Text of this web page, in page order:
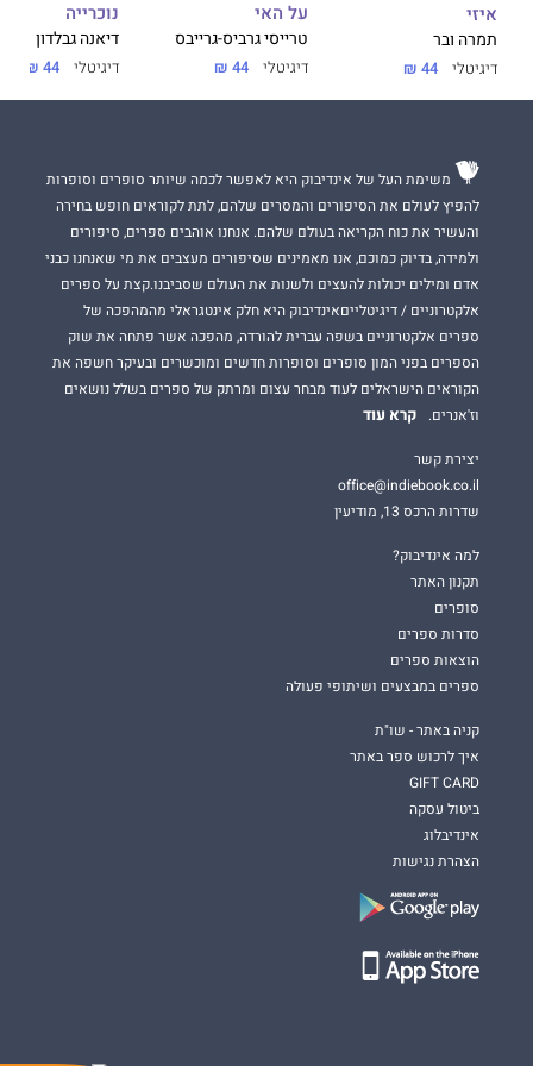
איזי
תמרה ובר
דיגיטלי 44 ₪
על האי
טרייסי גרביס-גרייבס
דיגיטלי 44 ₪
נוכרייה
דיאנה גבלדון
דיגיטלי 44 ₪
משימת העל של אינדיבוק היא לאפשר לכמה שיותר סופרים וסופרות
להפיץ לעולם את הסיפורים והמסרים שלהם, לתת לקוראים חופש בחירה
והעשיר את כוח הקריאה בעולם שלהם. אנחנו אוהבים ספרים, סיפורים
ולמידה, בדיוק כמוכם, אנו מאמינים שסיפורים מעצבים את מי שאנחנו כבני
אדם ומילים יכולות להעצים ולשנות את העולם שסביבנו.קצת על ספרים
אלקטרוניים / דיגיטלייםאינדיבוק היא חלק אינטגראלי מהמהפכה של
ספרים אלקטרוניים בשפה עברית להורדה, מהפכה אשר פתחה את שוק
הספרים בפני המון סופרים וסופרות חדשים ומוכשרים ובעיקר חשפה את
הקוראים הישראלים לעוד מבחר עצום ומרתק של ספרים בשלל נושאים
וז'אנרים.
קרא עוד
יצירת קשר
office@indiebook.co.il
שדרות הרכס 13, מודיעין
למה אינדיבוק?
תקנון האתר
סופרים
סדרות ספרים
הוצאות ספרים
ספרים במבצעים ושיתופי פעולה
קניה באתר - שו"ת
איך לרכוש ספר באתר
GIFT CARD
ביטול עסקה
אינדיבלוג
הצהרת נגישות